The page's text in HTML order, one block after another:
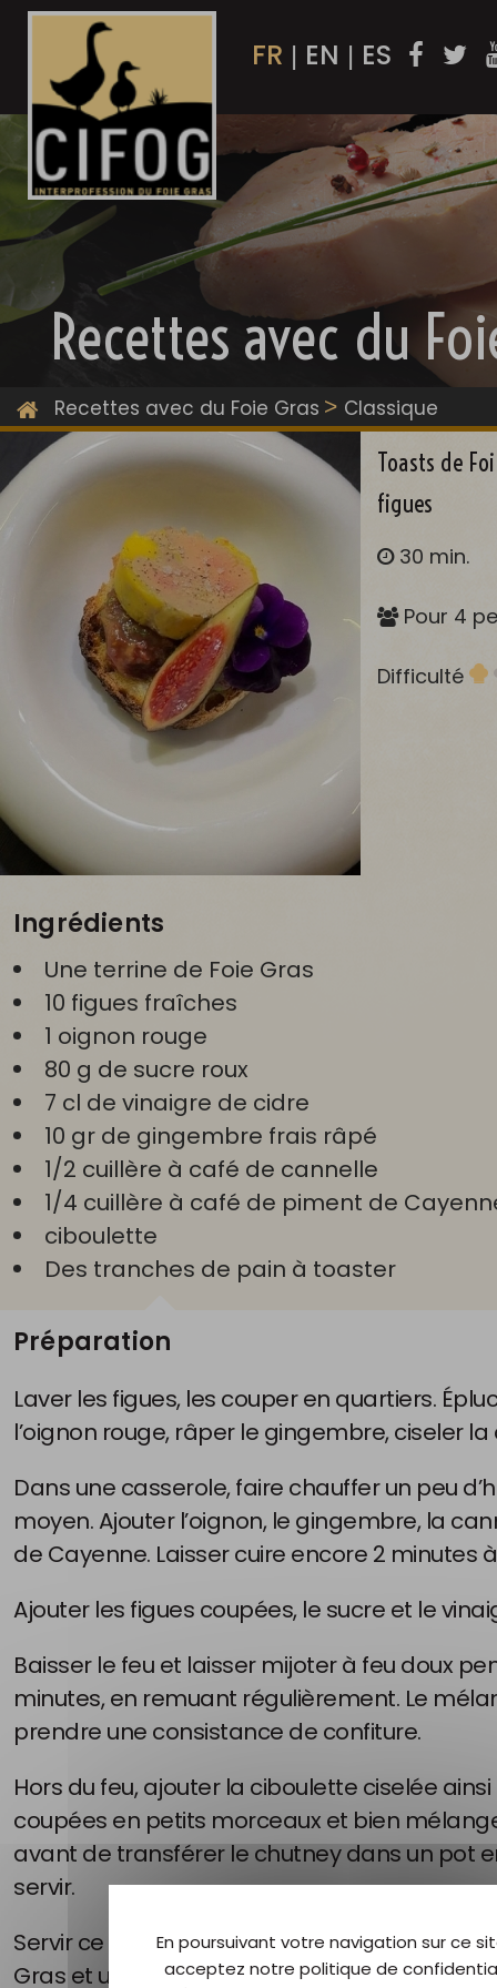
FR | EN | ES
Recettes avec du
Recettes avec du Foie Gras > Classique
Toasts de
figues
30 min.
Pour 4
Difficulté
Ingrédients
Une terrine de Foie Gras
10 figues fraîches
1 oignon rouge
80 g de sucre roux
7 cl de vinaigre de cidre
10 gr de gingembre frais râpé
1/2 cuillère à café de cannelle
1/4 cuillère à café de piment de
ciboulette
Des tranches de pain à toaster
Préparation
Laver les figues, les couper en quartiers.
l’oignon rouge, râper le gingembre, ciseler
Dans une casserole, faire chauffer un peu
moyen. Ajouter l’oignon, le gingembre, la
de Cayenne. Laisser cuire encore 2 minutes
Ajouter les figues coupées, le sucre et le
Baisser le feu et laisser mijoter à feu doux
minutes, en remuant régulièrement. Le
prendre une consistance de confiture.
Hors du feu, ajouter la ciboulette ciselée
coupées en petits morceaux et bien
avant de transférer le chutney dans un pot
servir.
Servir ce chutney sur des toasts avec une
Gras et un quartier de figue fraîche !
En poursuivant votre navigation sur ce
acceptez notre politique de